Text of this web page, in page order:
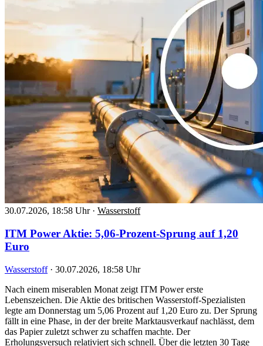
30.07.2026, 18:58 Uhr · Wasserstoff
ITM Power Aktie: 5,06-Prozent-Sprung auf 1,20
Euro
Wasserstoff · 30.07.2026, 18:58 Uhr
Nach einem miserablen Monat zeigt ITM Power erste
Lebenszeichen. Die Aktie des britischen Wasserstoff-Spezialisten
legte am Donnerstag um 5,06 Prozent auf 1,20 Euro zu. Der Sprung
fällt in eine Phase, in der der breite Marktausverkauf nachlässt, dem
das Papier zuletzt schwer zu schaffen machte. Der
Erholungsversuch relativiert sich schnell. Über die letzten 30 Tage